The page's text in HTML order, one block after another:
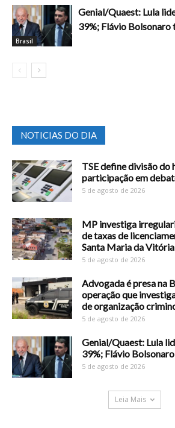
Brasil
Genial/Quaest: Lula
39%; Flávio Bolsonaro
NOTICIAS DO DIA
TSE define divisão do
participação em
5 de agosto de 2026
MP investiga
de taxas de
Santa Maria da Vitória
5 de agosto de 2026
Advogada é presa na
operação que
de organização
5 de agosto de 2026
Genial/Quaest: Lula
39%; Flávio
5 de agosto de 2026
Leia Mais